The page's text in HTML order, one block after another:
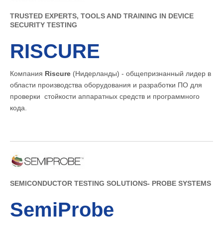
TRUSTED EXPERTS, TOOLS AND TRAINING IN DEVICE
SECURITY TESTING
RISCURE
Компания Riscure (Нидерланды) - общепризнанный лидер в
области производства оборудования и разработки ПО для
проверки стойкости аппаратных средств и программного
кода.
SEMICONDUCTOR TESTING SOLUTIONS- PROBE SYSTEMS
SemiProbe